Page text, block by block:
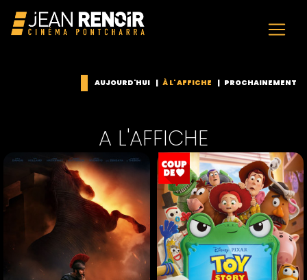
AUJOURD'HUI | À L' AFFICHE | PROCHAINEMENT
A L'AFFICHE